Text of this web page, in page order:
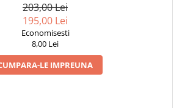
203,00 Lei
195,00 Lei
Economisesti
8,00 Lei
LE IMPREUNA